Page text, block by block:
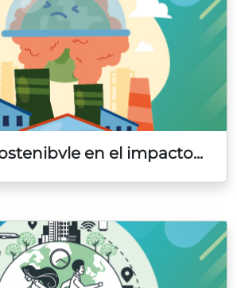
en el impacto...